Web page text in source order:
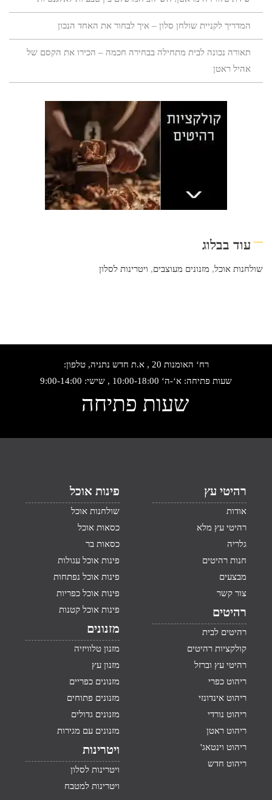
המדריך לקניית שולחן סלון – איך לבחור את האחד הנכון
תאורה נכונה לבית מתחילה בבחירה חכמה – הכירו את הקסם של
אהיל ראטן
עוד בבלוג
שולחנות אוכל, מזנונים מעוצבים, ויטרינות לסלון
רח‘ האומנות 20 , א.ת חדש נתניה, טלפון:
שעות פתיחה: א‘-ה‘ 10:00-18:00 , שישי: 9:00-14:00
שעות פתיחה
רהיטי עץ
אודות
רהיטי עץ מלא
גלריה
חנות רהיטים
מבצעים
צור קשר
רהיטים
רהיטים לבית
קולקציות רהיטים
רהיטי עץ וברזל
ריהוט כפרי
ריהוט אינדונזי
ריהוט נורדי
ריהוט ראטן
ריהוט וינטאג'
ריהוט חדש
פינות אוכל
שולחנות אוכל
כסאות אוכל
כסאות בר
פינות אוכל עגולות
פינות אוכל נפתחות
פינות אוכל כפריות
פינות אוכל קטנות
מזנונים
מזנון טלוויזיה
מזנון עץ
מזנונים כפריים
מזנונים פתוחים
מזנונים גדולים
מזנונים עם מגירות
ויטרינות
ויטרינות לסלון
ויטרינות למטבח